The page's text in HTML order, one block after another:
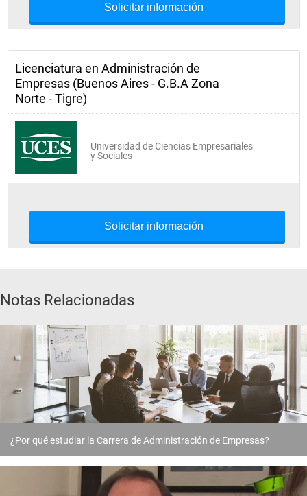
Solicitar información
Licenciatura en Administración de
Empresas (Buenos Aires - G.B.A Zona
Norte - Tigre)
Universidad de Ciencias Empresariales
y Sociales
Solicitar información
Notas Relacionadas
¿Por qué estudiar la Carrera de Administración de Empresas?